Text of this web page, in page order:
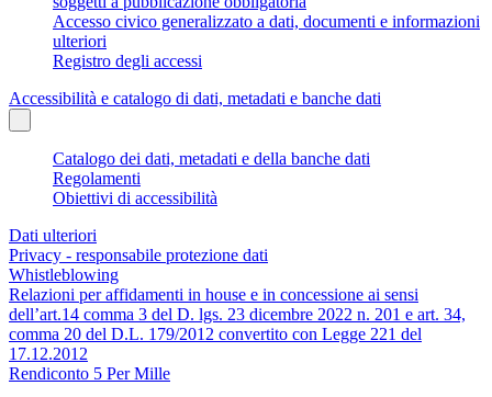
Accesso civico generalizzato a dati, documenti e informazioni
ulteriori
Registro degli accessi
Accessibilità e catalogo di dati, metadati e banche dati
Catalogo dei dati, metadati e della banche dati
Regolamenti
Obiettivi di accessibilità
Dati ulteriori
Privacy - responsabile protezione dati
Whistleblowing
Relazioni per affidamenti in house e in concessione ai sensi
dell’art.14 comma 3 del D. lgs. 23 dicembre 2022 n. 201 e art. 34,
comma 20 del D.L. 179/2012 convertito con Legge 221 del
17.12.2012
Rendiconto 5 Per Mille